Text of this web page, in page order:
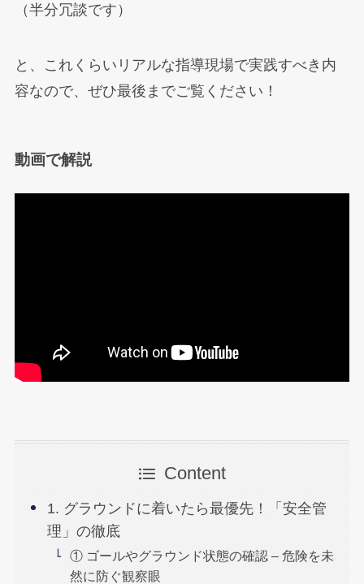
（半分冗談です）
と、これくらいリアルな指導現場で実践すべき内
容なので、ぜひ最後までご覧ください！
動画で解説
Content
1. グラウンドに着いたら最優先！「安全管
理」の徹底
① ゴールやグラウンド状態の確認 – 危険を未
然に防ぐ観察眼